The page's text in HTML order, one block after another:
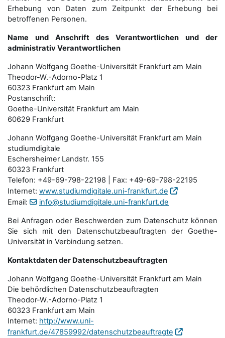
Erhebung von Daten zum Zeitpunkt der Erhebung bei
betroffenen Personen.
Name und Anschrift des Verantwortlichen und der
administrativ Verantwortlichen
Johann Wolfgang Goethe-Universität Frankfurt am Main
Theodor-W.-Adorno-Platz 1
60323 Frankfurt am Main
Postanschrift:
Goethe-Universität Frankfurt am Main
60629 Frankfurt
Johann Wolfgang Goethe-Universität Frankfurt am Main
studiumdigitale
Eschersheimer Landstr. 155
60323 Frankfurt
Telefon: +49-69-798-22198 | Fax: +49-69-798-22195
Internet: www.studiumdigitale.uni-frankfurt.de
Email:
info@studiumdigitale.uni-frankfurt.de
Bei Anfragen oder Beschwerden zum Datenschutz können
Sie sich mit den Datenschutz­beauftragten der Goethe-
Universität in Verbindung setzen.
Kontaktdaten der Datenschutzbeauftragten
Johann Wolfgang Goethe-Universität Frankfurt am Main
Die behördlichen Datenschutzbeauftragten
Theodor-W.-Adorno-Platz 1
60323 Frankfurt am Main
Internet: http://www.uni-
frankfurt.de/47859992/datenschutzbeauftragte